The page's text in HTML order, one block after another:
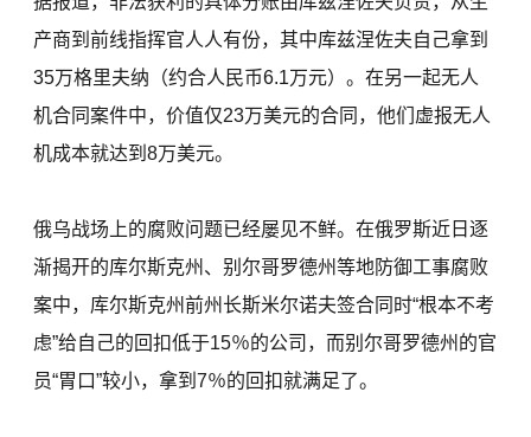
产商到前线指挥官人人有份，其中库兹涅佐夫自己拿到
35万格里夫纳（约合人民币6.1万元）。在另一起无人
机合同案件中，价值仅23万美元的合同，他们虚报无人
机成本就达到8万美元。
俄乌战场上的腐败问题已经屡见不鲜。在俄罗斯近日逐
渐揭开的库尔斯克州、别尔哥罗德州等地防御工事腐败
案中，库尔斯克州前州长斯米尔诺夫签合同时“根本不考
虑”给自己的回扣低于15％的公司，而别尔哥罗德州的官
员“胃口”较小，拿到7％的回扣就满足了。